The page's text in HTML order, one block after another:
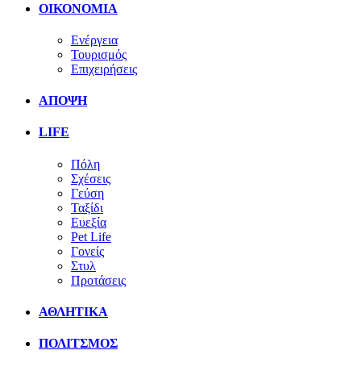
ΟΙΚΟΝΟΜΙΑ
Ενέργεια
Τουρισμός
Επιχειρήσεις
ΑΠΟΨΗ
LIFE
Πόλη
Σχέσεις
Γεύση
Ταξίδι
Ευεξία
Pet Life
Γονείς
Στυλ
Προτάσεις
ΑΘΛΗΤΙΚΑ
ΠΟΛΙΤΣΜΟΣ